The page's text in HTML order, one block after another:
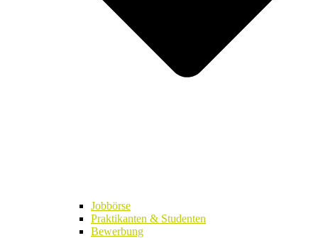
Jobbörse
Praktikanten & Studenten
Bewerbung